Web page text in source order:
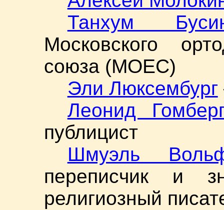
Танхум
Московского
союза (МОЕС)
Эли Люксембург
Леонид
публицист
Шмуэль
переписчик и
религиозный